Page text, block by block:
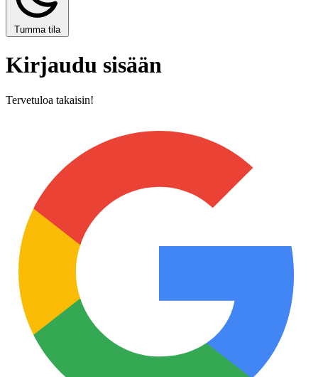
Tumma tila
Kirjaudu sisään
Tervetuloa takaisin!